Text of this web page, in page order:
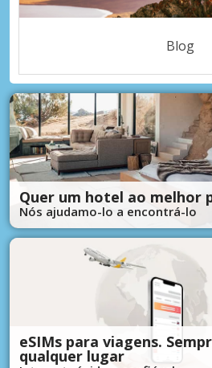
Blog
Quer um hotel ao melhor
Nós ajudamo-lo a encontrá-lo
eSIMs para viagens.
qualquer lugar